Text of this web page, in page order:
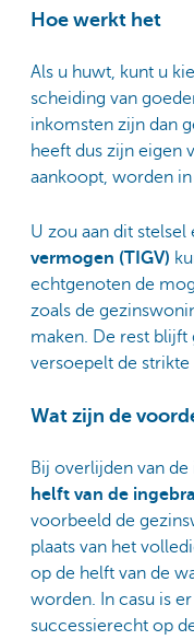
Hoe werkt het
Als u huwt, kunt u
scheiding van
inkomsten zijn dan
heeft dus zijn eigen
aankoopt, worden
U zou aan dit stelsel
vermogen (TIGV)
echtgenoten de
zoals de
maken. De rest blijft
versoepelt de strikte
Wat zijn de
Bij overlijden van
helft van de
voorbeeld de
plaats van het
op de helft van de
worden. In casu is
successierecht op